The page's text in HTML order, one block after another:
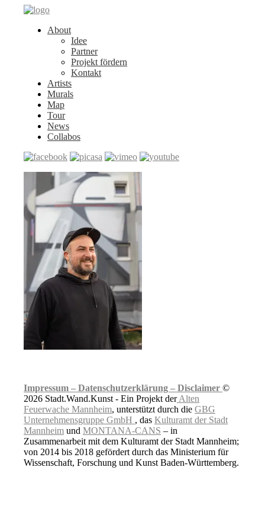
About
Idee
Partner
Projekt fördern
Kontakt
Artists
Murals
Map
Tour
News
Collabos
Impressum – Datenschutzerklärung – Disclaimer ©
2026 Stadt.Wand.Kunst - Ein Projekt derAlten
Feuerwache Mannheim, unterstützt durch die GBG
Unternehmensgruppe GmbH , das Kulturamt der Stadt
Mannheim und MONTANA-CANS – in
Zusammenarbeit mit dem Kulturamt der Stadt Mannheim;
von 2014 bis 2018 gefördert durch das Ministerium für
Wissenschaft, Forschung und Kunst Baden-Württemberg.